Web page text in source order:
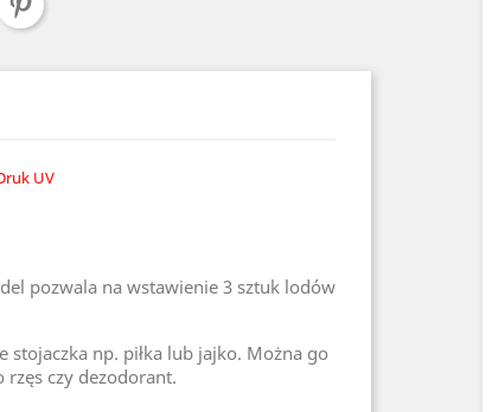
UV
pozwala na wstawienie 3 sztuk lodów
np. piłka lub jajko. Można go
rzęs czy dezodorant.